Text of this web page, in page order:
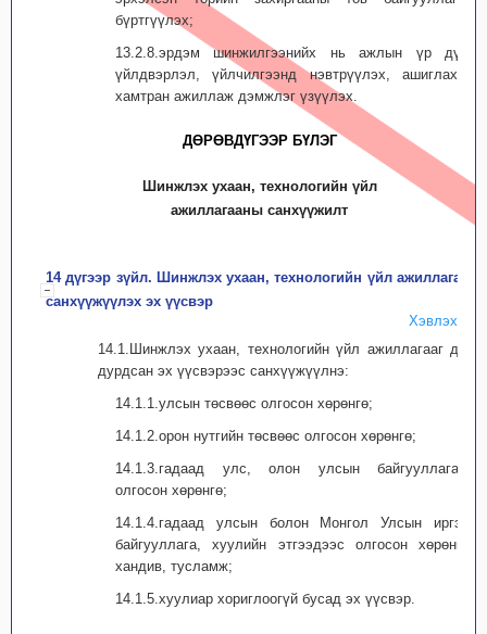
бүртгүүлэх;
13.2.8.эрдэм шинжилгээнийх нь ажлын үр дүнг
үйлдвэрлэл, үйлчилгээнд нэвтрүүлэх, ашиглахад
хамтран ажиллаж дэмжлэг үзүүлэх.
ДӨРӨВДҮГЭЭР БҮЛЭГ
Шинжлэх ухаан, технологийн үйл
ажиллагааны санхүүжилт
14 дүгээр зүйл. Шинжлэх ухаан, технологийн үйл ажиллагааг
санхүүжүүлэх эх үүсвэр
Хэвлэх
14.1.Шинжлэх ухаан, технологийн үйл ажиллагааг дор
дурдсан эх үүсвэрээс санхүүжүүлнэ:
14.1.1.улсын төсвөөс олгосон хөрөнгө;
14.1.2.орон нутгийн төсвөөс олгосон хөрөнгө;
14.1.3.гадаад улс, олон улсын байгууллагаас
олгосон хөрөнгө;
14.1.4.гадаад улсын болон Монгол Улсын иргэн,
байгууллага, хуулийн этгээдээс олгосон хөрөнгө,
хандив, тусламж;
14.1.5.хуулиар хориглоогүй бусад эх үүсвэр.